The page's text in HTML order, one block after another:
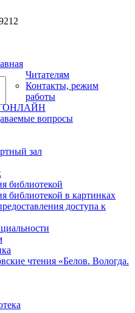
Читателям
Контакты, режим
работы
ОНЛАЙН
вопросы
зал
библиотекой
библиотекой в картинках
доступа к
чтения «Белов. Вологда.